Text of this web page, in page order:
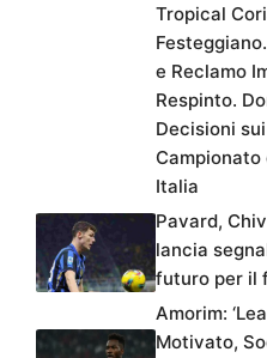
Tropical
e Reclamo
Respinto.
Decisioni
Campionato
Italia
Pavard,
lancia
futuro per il
Amorim:
Motivato,